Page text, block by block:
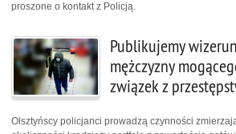
proszone o kontakt z Policją.
Publikujemy
mężczyzny
związek z
Olsztyńscy policjanci prowadzą czynności